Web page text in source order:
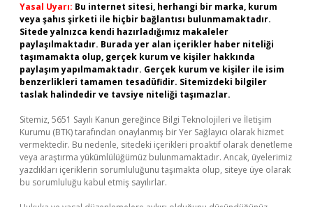
Yasal Uyarı: Bu internet sitesi, herhangi bir marka, kurum
veya şahıs şirketi ile hiçbir bağlantısı bulunmamaktadır.
Sitede yalnızca kendi hazırladığımız makaleler
paylaşılmaktadır. Burada yer alan içerikler haber niteliği
taşımamakta olup, gerçek kurum ve kişiler hakkında
paylaşım yapılmamaktadır. Gerçek kurum ve kişiler ile isim
benzerlikleri tamamen tesadüfidir. Sitemizdeki bilgiler
taslak halindedir ve tavsiye niteliği taşımazlar.
Sitemiz, 5651 Sayılı Kanun gereğince Bilgi Teknolojileri ve İletişim
Kurumu (BTK) tarafından onaylanmış bir Yer Sağlayıcı olarak hizmet
vermektedir. Bu nedenle, sitedeki içerikleri proaktif olarak denetleme
veya araştırma yükümlülüğümüz bulunmamaktadır. Ancak, üyelerimiz
yazdıkları içeriklerin sorumluluğunu taşımakta olup, siteye üye olarak
bu sorumluluğu kabul etmiş sayılırlar.